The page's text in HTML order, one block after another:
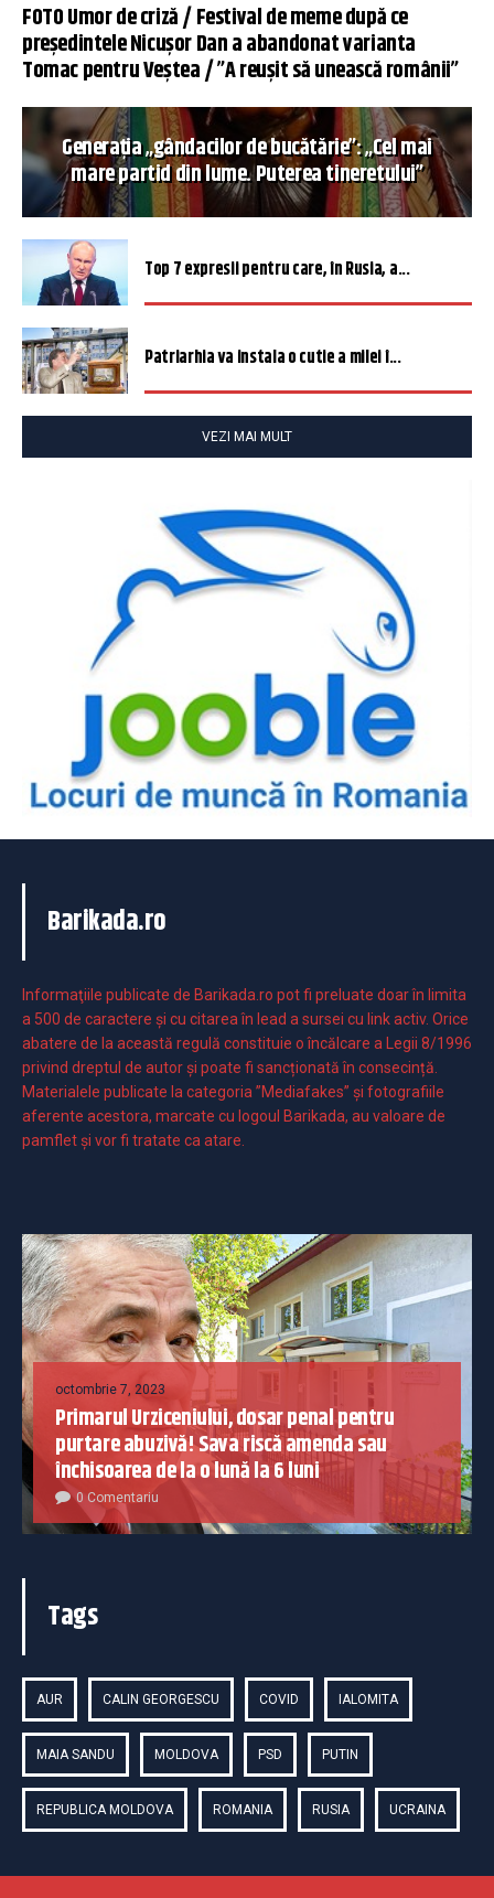
FOTO Umor de criză / Festival de meme după ce
președintele Nicușor Dan a abandonat varianta
Tomac pentru Veștea / ”A reușit să unească românii”
Generația „gândacilor de bucătărie”: „Cel mai
mare partid din lume. Puterea tineretului”
Top 7 expresii pentru care, în Rusia, a...
Patriarhia va instala o cutie a milei î...
VEZI MAI MULT
Barikada.ro
Informaţiile publicate de Barikada.ro pot fi preluate doar în limita
a 500 de caractere şi cu citarea în lead a sursei cu link activ. Orice
abatere de la această regulă constituie o încălcare a Legii 8/1996
privind dreptul de autor și poate fi sancționată în consecință.
Materialele publicate la categoria ”Mediafakes” și fotografiile
aferente acestora, marcate cu logoul Barikada, au valoare de
pamflet și vor fi tratate ca atare.
octombrie 7, 2023
Primarul Urziceniului, dosar penal pentru
purtare abuzivă! Sava riscă amenda sau
închisoarea de la o lună la 6 luni
0 Comentariu
Tags
AUR CALIN GEORGESCU COVID IALOMITA
MAIA SANDU MOLDOVA PSD PUTIN
REPUBLICA MOLDOVA ROMANIA RUSIA UCRAINA